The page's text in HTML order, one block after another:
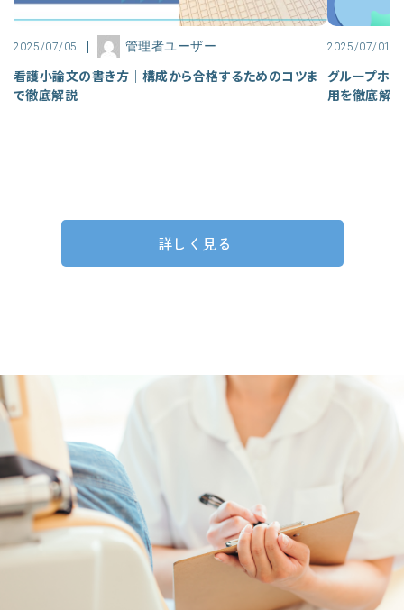
2025/07/05 管理者ユーザー
看護小論文の書き方｜構成から合格するためのコツま
で徹底解説
2025/07/01
グループホー
用を徹底解説
詳しく見る